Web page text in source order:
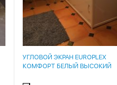
УГЛОВОЙ ЭКРАН EUROPLEX
КОМФОРТ БЕЛЫЙ ВЫСОКИЙ